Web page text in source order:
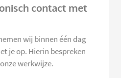
contact met
wij binnen één dag
je op. Hierin bespreken
werkwijze.